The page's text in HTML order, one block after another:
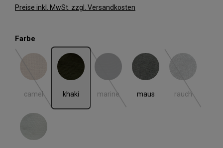
Preise inkl. MwSt. zzgl. Versandkosten
Farbe
camel
camel
(Diese Option ist zurzeit nicht verfügbar.)
khaki
khaki
marine
marine
(Diese Option ist zurzeit nicht verfügbar.)
maus
maus
rauch
rauch
(Diese Option
weiss